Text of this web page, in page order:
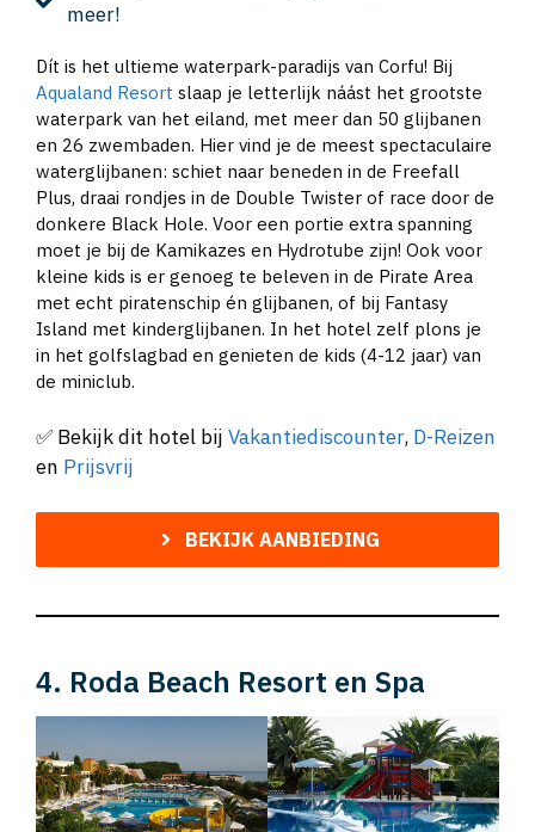
meer!
Dít is het ultieme waterpark-paradijs van Corfu! Bij
Aqualand Resort slaap je letterlijk náást het grootste
waterpark van het eiland, met meer dan 50 glijbanen
en 26 zwembaden. Hier vind je de meest spectaculaire
waterglijbanen: schiet naar beneden in de Freefall
Plus, draai rondjes in de Double Twister of race door de
donkere Black Hole. Voor een portie extra spanning
moet je bij de Kamikazes en Hydrotube zijn! Ook voor
kleine kids is er genoeg te beleven in de Pirate Area
met echt piratenschip én glijbanen, of bij Fantasy
Island met kinderglijbanen. In het hotel zelf plons je
in het golfslagbad en genieten de kids (4-12 jaar) van
de miniclub.
✅ Bekijk dit hotel bij Vakantiediscounter, D-Reizen
en Prijsvrij
BEKIJK AANBIEDING
4. Roda Beach Resort en Spa